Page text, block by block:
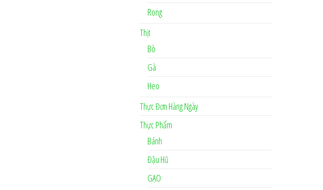
Rong
Thịt
Bò
Gà
Heo
Thực Đơn Hàng Ngày
Thực Phẩm
Bánh
Đậu Hũ
GẠO